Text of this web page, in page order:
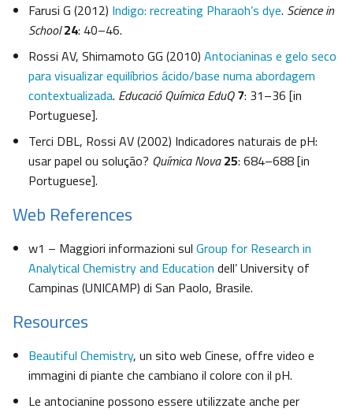
Farusi G (2012) Indigo: recreating Pharaoh’s dye. Science in
School 24: 40–46.
Rossi AV, Shimamoto GG (2010) Antocianinas e gelo seco
para visualizar equilíbrios ácido/base numa abordagem
contextualizada. Educació Química EduQ 7: 31–36 [in
Portuguese].
Terci DBL, Rossi AV (2002) Indicadores naturais de pH:
usar papel ou solução? Química Nova 25: 684–688 [in
Portuguese].
Web References
w1 – Maggiori informazioni sul Group for Research in
Analytical Chemistry and Education dell’ University of
Campinas (UNICAMP) di San Paolo, Brasile.
Resources
Beautiful Chemistry, un sito web Cinese, offre video e
immagini di piante che cambiano il colore con il pH.
Le antocianine possono essere utilizzate anche per